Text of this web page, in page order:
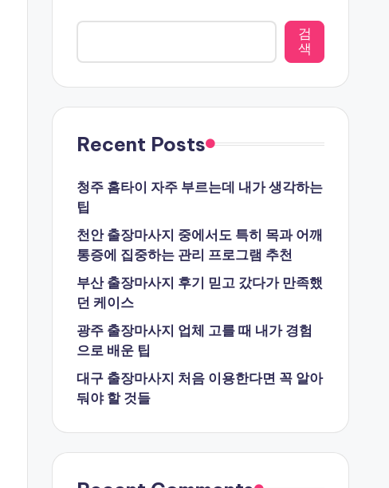
검
색
Recent Posts
청주 홈타이 자주 부르는데 내가 생각하는
팁
천안 출장마사지 중에서도 특히 목과 어깨
통증에 집중하는 관리 프로그램 추천
부산 출장마사지 후기 믿고 갔다가 만족했
던 케이스
광주 출장마사지 업체 고를 때 내가 경험
으로 배운 팁
대구 출장마사지 처음 이용한다면 꼭 알아
둬야 할 것들